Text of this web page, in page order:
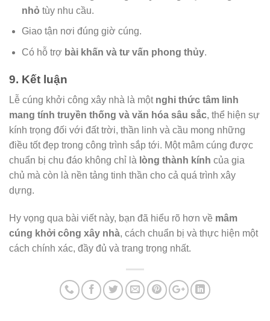
nhỏ tùy nhu cầu.
Giao tận nơi đúng giờ cúng.
Có hỗ trợ bài khấn và tư vấn phong thủy.
9. Kết luận
Lễ cúng khởi công xây nhà là một nghi thức tâm linh
mang tính truyền thống và văn hóa sâu sắc, thể hiện sự
kính trọng đối với đất trời, thần linh và cầu mong những
điều tốt đẹp trong công trình sắp tới. Một mâm cúng được
chuẩn bị chu đáo không chỉ là lòng thành kính của gia
chủ mà còn là nền tảng tinh thần cho cả quá trình xây
dựng.
Hy vọng qua bài viết này, bạn đã hiểu rõ hơn về mâm
cúng khởi công xây nhà, cách chuẩn bị và thực hiện một
cách chính xác, đầy đủ và trang trọng nhất.